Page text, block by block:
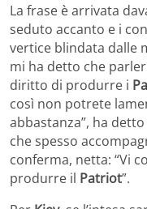
La frase è arrivata
seduto accanto e i
vertice blindata dalle
mi ha detto che
diritto di produrre i
così non potrete
abbastanza”, ha detto
che spesso
conferma, netta: “Vi
produrre il Patriot”.